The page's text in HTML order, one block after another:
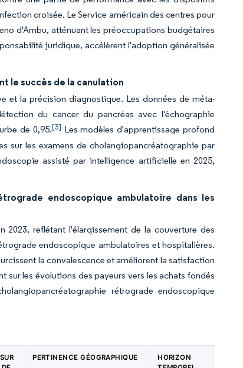
croisée. Le Service américain des centres pour
d'Ambu, atténuant les préoccupations budgétaires
juridique, accélèrent l'adoption généralisée
le succès de la canulation
et la précision diagnostique. Les données de méta-
du cancer du pancréas avec l'échographie
de 0,95.[3] Les modèles d'apprentissage profond
sur les examens de cholangiopancréatographie par
assisté par intelligence artificielle en 2025,
endoscopique ambulatoire dans les
2023, reflétant l'élargissement de la couverture des
endoscopique ambulatoires et hospitalières.
la convalescence et améliorent la satisfaction
sur les évolutions des payeurs vers les achats fondés
rétrograde endoscopique
PERTINENCE GÉOGRAPHIQUE
HORIZON